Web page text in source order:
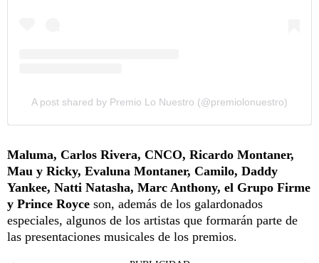
A post shared by Premio Lo Nuestro (@premiolonuestro)
Maluma, Carlos Rivera, CNCO, Ricardo Montaner,
Mau y Ricky, Evaluna Montaner, Camilo, Daddy
Yankee, Natti Natasha, Marc Anthony, el Grupo Firme
y Prince Royce son, además de los galardonados
especiales, algunos de los artistas que formarán parte de
las presentaciones musicales de los premios.